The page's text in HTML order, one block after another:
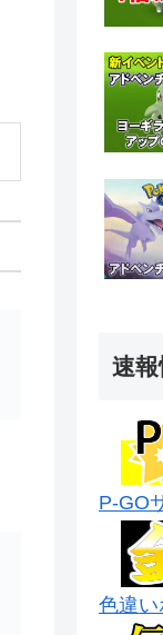
速
P-GO
色違い